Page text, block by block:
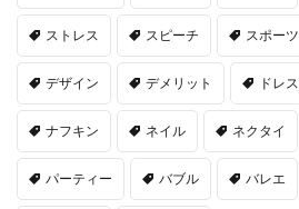
ストレス スピーチ スポーツ
デザイン デメリット ドレス
ナフキン ネイル ネクタイ
パーティー バブル バレエ